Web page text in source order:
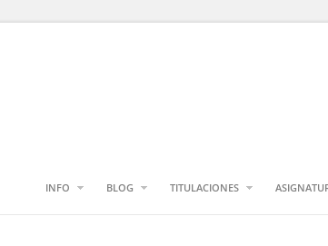
INFO BLOG TITULACIONES